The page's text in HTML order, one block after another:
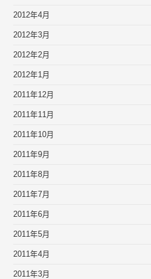
2012年4月
2012年3月
2012年2月
2012年1月
2011年12月
2011年11月
2011年10月
2011年9月
2011年8月
2011年7月
2011年6月
2011年5月
2011年4月
2011年3月